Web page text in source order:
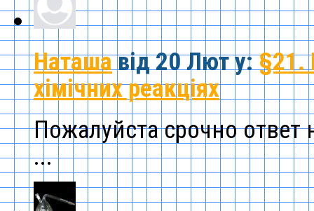
Наташавід 20 Люту:§21.
хімічних реакціях
Пожалуйста срочно ответ
...